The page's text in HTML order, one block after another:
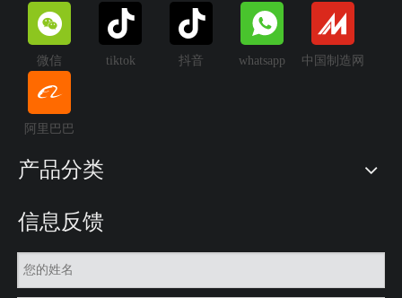
微信 tiktok 抖音 whatsapp 中国制造网
阿里巴巴
产品分类
信息反馈